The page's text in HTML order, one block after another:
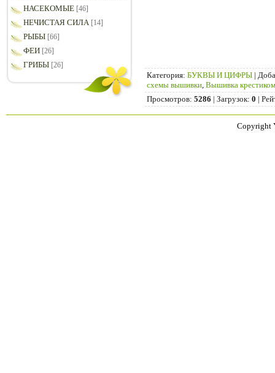
НАСЕКОМЫЕ [46]
НЕЧИСТАЯ СИЛА [14]
РЫБЫ [66]
ФЕИ [26]
ГРИБЫ [26]
Категория: БУКВЫ И ЦИФРЫ |
схемы вышивки Вышивка крестиком
Просмотров: 5286 | Загрузок: 0 |
Copyright